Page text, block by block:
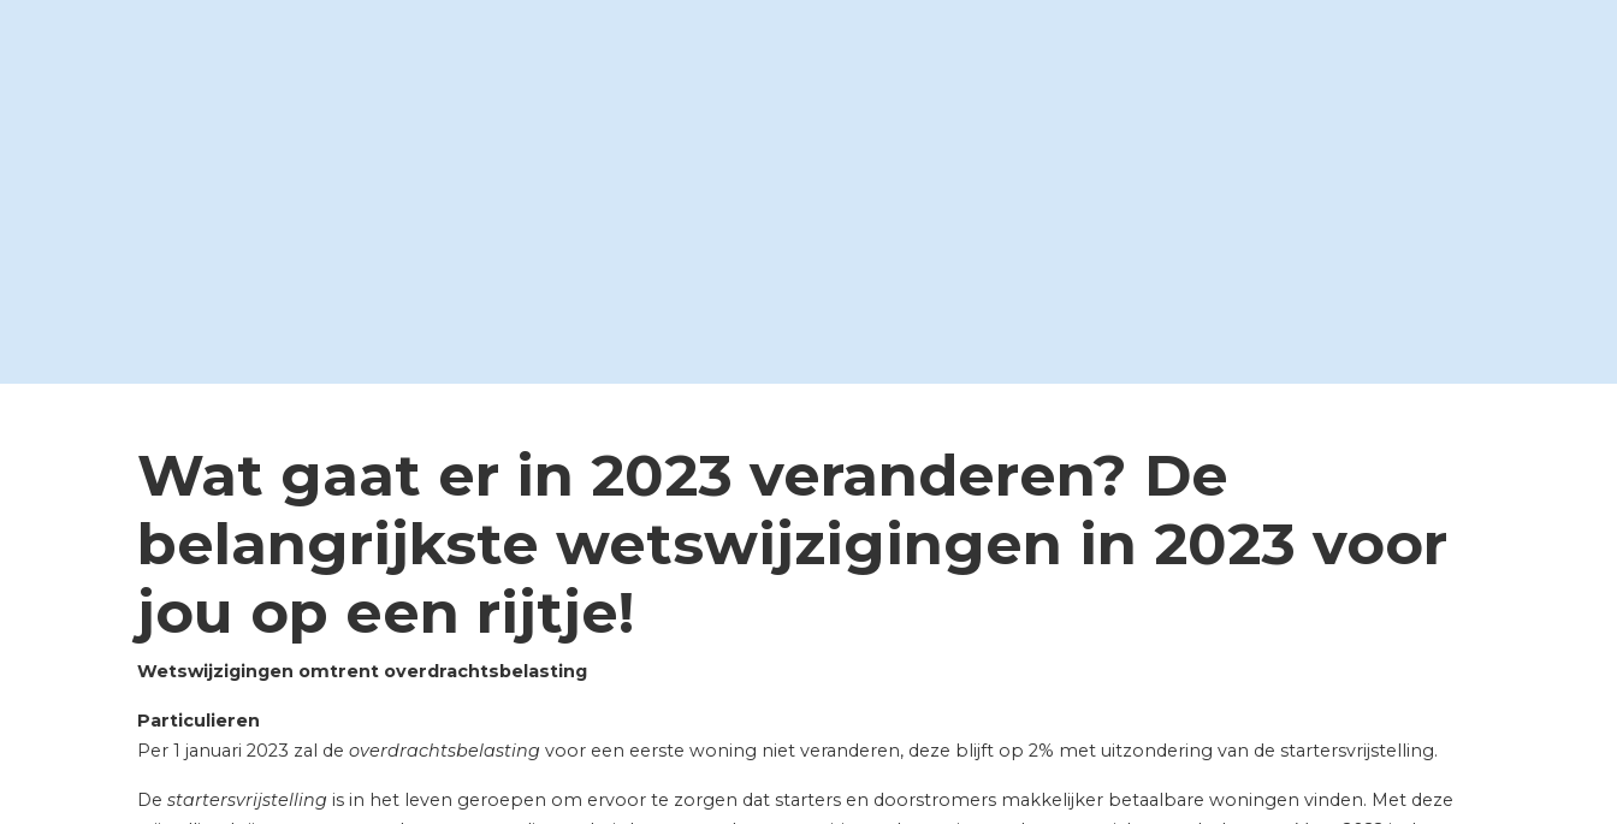
Wat gaat er in 2023 veranderen? De
belangrijkste wetswijzigingen in 2023 voor
jou op een rijtje!
Wetswijzigingen omtrent overdrachtsbelasting
Particulieren
Per 1 januari 2023 zal de overdrachtsbelasting voor een eerste woning niet veranderen, deze blijft op 2% met uitzondering van de startersvrijstelling.
De startersvrijstelling is in het leven geroepen om ervoor te zorgen dat starters en doorstromers makkelijker betaalbare woningen vinden. Met deze